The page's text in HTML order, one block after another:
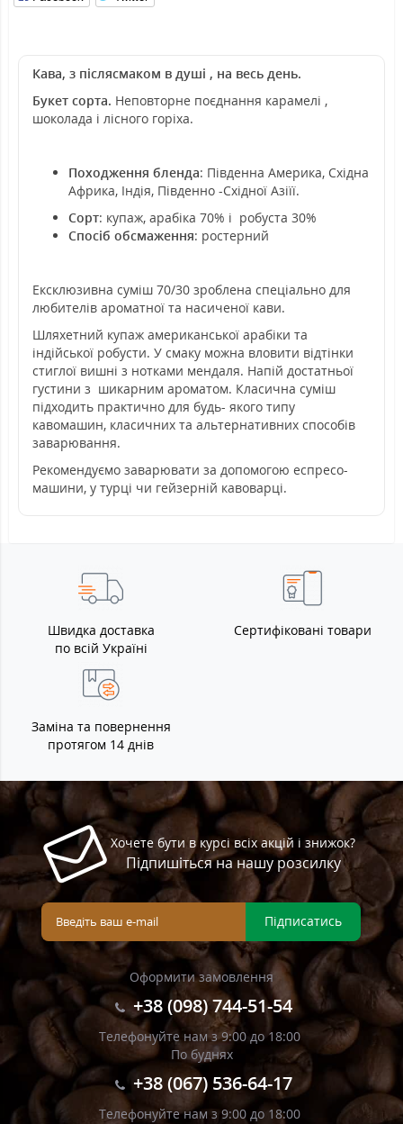
Кава, з післясмаком в душі , на весь день.
Букет сорта. Неповторне поєднання карамелі ,
шоколада і лісного горіха.
Походження бленда: Південна Америка, Східна
Африка, Індія, Південно -Східної Азіїї.
Сорт: купаж, арабіка 70% і робуста 30%
Спосіб обсмаження: ростерний
Ексклюзивна суміш 70/30 зроблена спеціально для
любителів ароматної та насиченої кави.
Шляхетний купаж американської арабіки та
індійської робусти. У смаку можна вловити відтінки
стиглої вишні з нотками мендаля. Напій достатньої
густини з шикарним ароматом. Класична суміш
підходить практично для будь- якого типу
кавомашин, класичних та альтернативних способів
заварювання.
Рекомендуємо заварювати за допомогою еспресо-
машини, у турці чи гейзерній кавоварці.
Швидка доставка
по всій Україні
Сертифіковані товари
Заміна та повернення
протягом 14 днів
Хочете бути в курсі всіх акцій і знижок?
Підпишіться на нашу розсилку
Підписатись
Оформити замовлення
+38 (098) 744-51-54
Телефонуйте нам з 9:00 до 18:00
По буднях
+38 (067) 536-64-17
Телефонуйте нам з 9:00 до 18:00